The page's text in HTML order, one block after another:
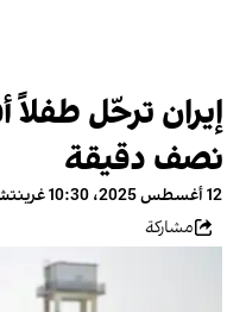
إيران ترحّل طفلاً
نصف دقيقة
12 أغسطس 2025، 10:30 غرينتش+1
مشاركة